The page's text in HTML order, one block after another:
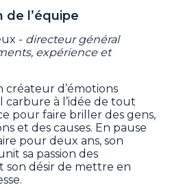
de l’équipe
- directeur général
expérience et
créateur d’émotions
carbure à l’idée de tout
pour faire briller des gens,
et des causes. En pause
pour deux ans, son
sa passion des
son désir de mettre en